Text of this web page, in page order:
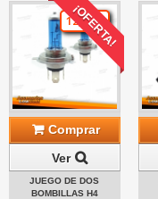
¡OFERTA!
12,00 €
Comprar
Ver
JUEGO DE DOS
BOMBILLAS H4